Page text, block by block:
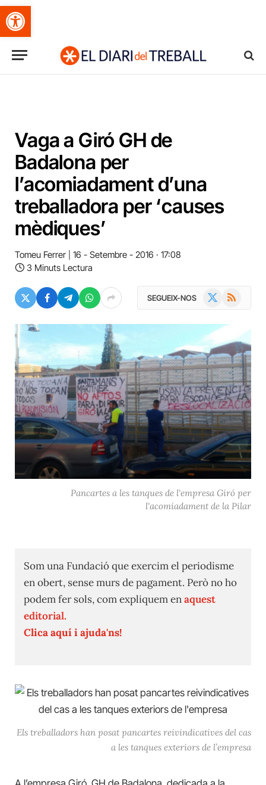
Obre la barra d'eines
Vaga a Giró GH de
Badalona per
l’acomiadament d’una
treballadora per ‘causes
mèdiques’
Tomeu Ferrer
16 - Setembre - 2016 · 17:08
3 Minuts Lectura
SEGUEIX-NOS RSS
Pancartes a les tanques de l'empresa Giró per
l'acomiadament de la Pilar
Som una Fundació que exercim el periodisme
en obert, sense murs de pagament. Però no ho
podem fer sols, com expliquem enaquest
editorial.
Clica aquí i ajuda'ns!
Els treballadors han posat pancartes reivindicatives del cas
a les tanques exteriors de l’empresa